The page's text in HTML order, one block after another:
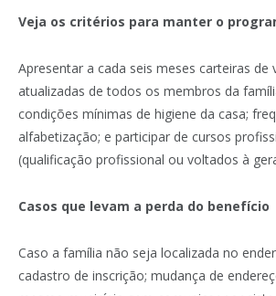
Veja os critérios para manter o
Apresentar a cada seis meses carteiras de
atualizadas de todos os membros da
condições mínimas de higiene da casa;
alfabetização; e participar de cursos
(qualificação profissional ou voltados à
Casos que levam a perda do benefício
Caso a família não seja localizada no
cadastro de inscrição; mudança de